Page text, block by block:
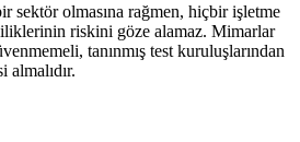
sektör olmasına rağmen, hiçbir işletme
riskini göze alamaz. Mimarlar
tanınmış test kuruluşlarından
almalıdır.